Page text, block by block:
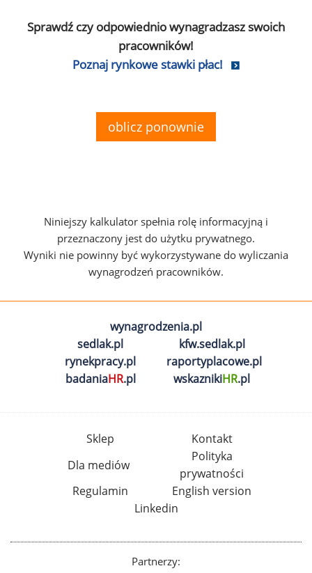
Sprawdź czy odpowiednio wynagradzasz swoich
pracowników!
Poznaj rynkowe stawki płac!
oblicz ponownie
Niniejszy kalkulator spełnia rolę informacyjną i
przeznaczony jest do użytku prywatnego.
Wyniki nie powinny być wykorzystywane do wyliczania
wynagrodzeń pracowników.
wynagrodzenia.pl
sedlak.pl
kfw.sedlak.pl
rynekpracy.pl
raportyplacowe.pl
badaniaHR.pl wskaznikiHR.pl
Sklep
Kontakt
Dla mediów
Polityka
prywatności
Regulamin
English version
Linkedin
Partnerzy: